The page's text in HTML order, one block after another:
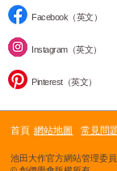
Facebook（英文）
Instagram（英文）
Pinterest（英文）
首頁 網站地圖 常見問
池田大作官方網站管理委